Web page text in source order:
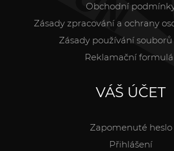
Obchodní
Zásady zpracování a ochrany
Zásady používání
Reklamační
VÁŠ ÚČET
Zapomenuté heslo
Přihlášení